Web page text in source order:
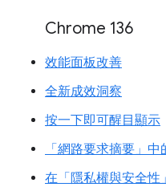
Chrome 136
效能面板改善
全新成效洞察
按一下即可醒目顯示
「網路要求摘要」
在「隱私權與安全性